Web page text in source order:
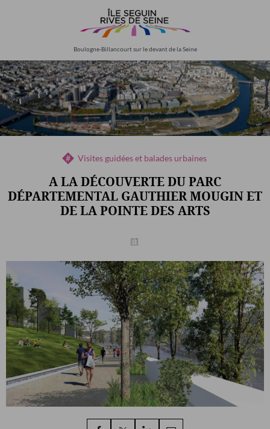
Boulogne-Billancourt sur le devant de la Seine
Visites guidées et balades urbaines
A LA DÉCOUVERTE DU PARC
DÉPARTEMENTAL GAUTHIER MOUGIN ET
DE LA POINTE DES ARTS